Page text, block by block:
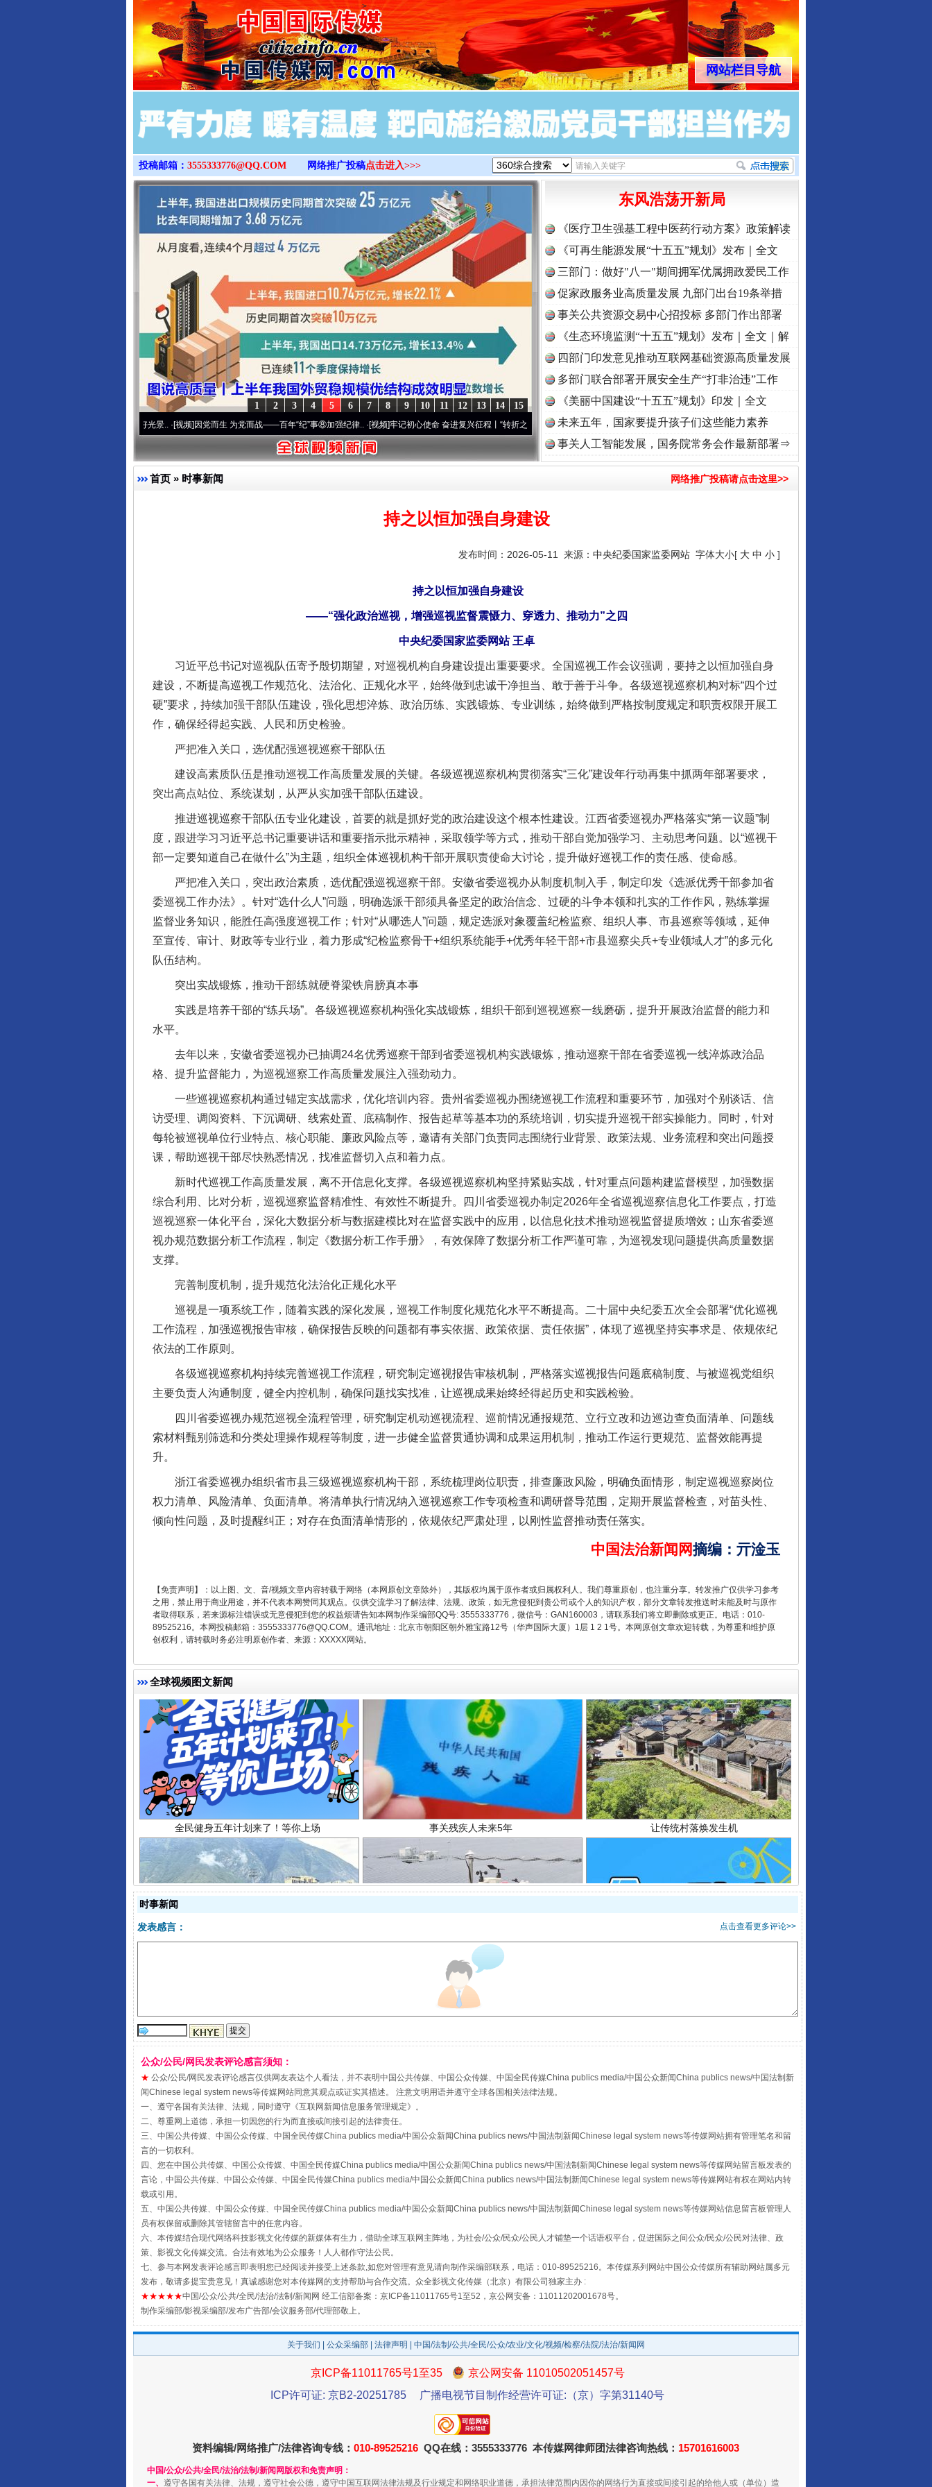
>
网站栏目导航
投稿邮箱： 3555333776@QQ.COM 网络推广投稿点击进入>>>
15
14
13
12
11
10
9
8
7
6
5
4
3
2
1
·[视频]因党而生 为党而战——百年“纪”事⑧加强纪律..·[视频]牢记初心使命 奋进复兴征程丨“转折之城”激荡..·[视频] 牢记初心使命 奋进复兴征程丨红船起航处 潮起..·[视频] 一首歌的时间，读懂乐至的“诗与远方”
东风浩荡开新局
《医疗卫生强基工程中医药行动方案》政策解读
《可再生能源发展“十五五”规划》发布｜全文
三部门：做好"八一"期间拥军优属拥政爱民工作
促家政服务业高质量发展 九部门出台19条举措
事关公共资源交易中心招投标 多部门作出部署
《生态环境监测“十五五”规划》发布｜全文｜解
读
四部门印发意见推动互联网基础资源高质量发展
多部门联合部署开展安全生产“打非治违”工作
《美丽中国建设“十五五”规划》印发｜全文
未来五年，国家要提升孩子们这些能力素养
事关人工智能发展，国务院常务会作最新部署⇒
首页 » 时事新闻 网络推广投稿请点击这里>>
持之以恒加强自身建设
发布时间：2026-05-11 来源： 中央纪委国家监委网站 字体大小[ 大 中 小 ]
持之以恒加强自身建设
——“强化政治巡视，增强巡视监督震慑力、穿透力、推动力”之四
中央纪委国家监委网站 王卓
习近平总书记对巡视队伍寄予殷切期望，对巡视机构自身建设提出重要要求。全国巡视工作会议强调，要持之以恒加强自身
建设，不断提高巡视工作规范化、法治化、正规化水平，始终做到忠诚干净担当、敢于善于斗争。各级巡视巡察机构对标“四个过
硬”要求，持续加强干部队伍建设，强化思想淬炼、政治历练、实践锻炼、专业训练，始终做到严格按制度规定和职责权限开展工
作，确保经得起实践、人民和历史检验。
严把准入关口，选优配强巡视巡察干部队伍
建设高素质队伍是推动巡视工作高质量发展的关键。各级巡视巡察机构贯彻落实“三化”建设年行动再集中抓两年部署要求，
突出高点站位、系统谋划，从严从实加强干部队伍建设。
推进巡视巡察干部队伍专业化建设，首要的就是抓好党的政治建设这个根本性建设。江西省委巡视办严格落实“第一议题”制
度，跟进学习习近平总书记重要讲话和重要指示批示精神，采取领学等方式，推动干部自觉加强学习、主动思考问题。以“巡视干
部一定要知道自己在做什么”为主题，组织全体巡视机构干部开展职责使命大讨论，提升做好巡视工作的责任感、使命感。
严把准入关口，突出政治素质，选优配强巡视巡察干部。安徽省委巡视办从制度机制入手，制定印发《选派优秀干部参加省
委巡视工作办法》。针对“选什么人”问题，明确选派干部须具备坚定的政治信念、过硬的斗争本领和扎实的工作作风，熟练掌握
监督业务知识，能胜任高强度巡视工作；针对“从哪选人”问题，规定选派对象覆盖纪检监察、组织人事、市县巡察等领域，延伸
至宣传、审计、财政等专业行业，着力形成“纪检监察骨干+组织系统能手+优秀年轻干部+市县巡察尖兵+专业领域人才”的多元化
队伍结构。
突出实战锻炼，推动干部练就硬脊梁铁肩膀真本事
实践是培养干部的“练兵场”。各级巡视巡察机构强化实战锻炼，组织干部到巡视巡察一线磨砺，提升开展政治监督的能力和
水平。
去年以来，安徽省委巡视办已抽调24名优秀巡察干部到省委巡视机构实践锻炼，推动巡察干部在省委巡视一线淬炼政治品
格、提升监督能力，为巡视巡察工作高质量发展注入强劲动力。
一些巡视巡察机构通过锚定实战需求，优化培训内容。贵州省委巡视办围绕巡视工作流程和重要环节，加强对个别谈话、信
访受理、调阅资料、下沉调研、线索处置、底稿制作、报告起草等基本功的系统培训，切实提升巡视干部实操能力。同时，针对
每轮被巡视单位行业特点、核心职能、廉政风险点等，邀请有关部门负责同志围绕行业背景、政策法规、业务流程和突出问题授
课，帮助巡视干部尽快熟悉情况，找准监督切入点和着力点。
新时代巡视工作高质量发展，离不开信息化支撑。各级巡视巡察机构坚持紧贴实战，针对重点问题构建监督模型，加强数据
综合利用、比对分析，巡视巡察监督精准性、有效性不断提升。四川省委巡视办制定2026年全省巡视巡察信息化工作要点，打造
巡视巡察一体化平台，深化大数据分析与数据建模比对在监督实践中的应用，以信息化技术推动巡视监督提质增效；山东省委巡
视办规范数据分析工作流程，制定《数据分析工作手册》，有效保障了数据分析工作严谨可靠，为巡视发现问题提供高质量数据
支撑。
完善制度机制，提升规范化法治化正规化水平
巡视是一项系统工作，随着实践的深化发展，巡视工作制度化规范化水平不断提高。二十届中央纪委五次全会部署“优化巡视
工作流程，加强巡视报告审核，确保报告反映的问题都有事实依据、政策依据、责任依据”，体现了巡视坚持实事求是、依规依纪
依法的工作原则。
各级巡视巡察机构持续完善巡视工作流程，研究制定巡视报告审核机制，严格落实巡视报告问题底稿制度、与被巡视党组织
主要负责人沟通制度，健全内控机制，确保问题找实找准，让巡视成果始终经得起历史和实践检验。
四川省委巡视办规范巡视全流程管理，研究制定机动巡视流程、巡前情况通报规范、立行立改和边巡边查负面清单、问题线
索材料甄别筛选和分类处理操作规程等制度，进一步健全监督贯通协调和成果运用机制，推动工作运行更规范、监督效能再提
升。
浙江省委巡视办组织省市县三级巡视巡察机构干部，系统梳理岗位职责，排查廉政风险，明确负面情形，制定巡视巡察岗位
权力清单、风险清单、负面清单。将清单执行情况纳入巡视巡察工作专项检查和调研督导范围，定期开展监督检查，对苗头性、
倾向性问题，及时提醒纠正；对存在负面清单情形的，依规依纪严肃处理，以刚性监督推动责任落实。
中国法治新闻网摘编 ： 亓淦玉
【免责声明】：以上图、文、音/视频文章内容转载于网络（本网原创文章除外），其版权均属于原作者或归属权利人。我们尊重原创，也注重分享。转发推广仅供学习参考
之用，禁止用于商业用途，并不代表本网赞同其观点。仅供交流学习了解法律、法规、政策，如无意侵犯到贵公司或个人的知识产权，部分文章转发推送时未能及时与原作
者取得联系，若来源标注错误或无意侵犯到您的权益烦请告知本网制作采编部QQ号: 3555333776，微信号：GAN160003，请联系我们将立即删除或更正。电话：010-
89525216。本网投稿邮箱：3555333776@QQ.COM。通讯地址：北京市朝阳区朝外雅宝路12号（华声国际大厦）1层 1 2 1号。本网原创文章欢迎转载，为尊重和维护原
创权利，请转载时务必注明原创作者、来源：XXXXX网站。
全球视频图文新闻
完善运行机制助力责任有效落实 一纸欠条伤亲情 巡回调解促和解.. 行业协会接连发公告
东山县通报“牛蛙产品抗生素超标问题” 法徽映军营 权益有保障 让核能赋能千行百业
千年窑火 生生不息 一批国家标准开始实施 从数据变化看反腐深化
揭开“小金库”的免责幌子 以产业富民促振兴 酒驾未被当场查获能处罚吗
全民健身五年计划来了！等你上场 事关残疾人未来5年 让传统村落焕发生机
走走走！国家喊你健身啦
国家大学科技园优化重塑工作
扯下公款旅游的“隐身衣” 如何以同查同治破解风腐交织难题
“蜀中异人”王建安的艺术幻境 一颗心始终滚烫 还老百姓一个明白家底
时事新闻
点击查看更多评论>>
发表感言：
公众/公民/网民发表评论感言须知：
★ 公众/公民/网民发表评论感言仅供网友表达个人看法，并不表明中国公共传媒、中国公众传媒、中国全民传媒China publics media/中国公众新闻China publics news/中国法制新
闻Chinese legal system news等传媒网站同意其观点或证实其描述。 注意文明用语并遵守全球各国相关法律法规。
一、遵守各国有关法律、法规，同时遵守《互联网新闻信息服务管理规定》。
二、尊重网上道德，承担一切因您的行为而直接或间接引起的法律责任。
三、中国公共传媒、中国公众传媒、中国全民传媒China publics media/中国公众新闻China publics news/中国法制新闻Chinese legal system news等传媒网站拥有管理笔名和留
言的一切权利。
四、您在中国公共传媒、中国公众传媒、中国全民传媒China publics media/中国公众新闻China publics news/中国法制新闻Chinese legal system news等传媒网站留言板发表的
言论，中国公共传媒、中国公众传媒、中国全民传媒China publics media/中国公众新闻China publics news/中国法制新闻Chinese legal system news等传媒网站有权在网站内转
载或引用。
五、中国公共传媒、中国公众传媒、中国全民传媒China publics media/中国公众新闻China publics news/中国法制新闻Chinese legal system news等传媒网站信息留言板管理人
员有权保留或删除其管辖留言中的任意内容。
六、本传媒结合现代网络科技影视文化传媒的新媒体有生力，借助全球互联网主阵地，为社会/公众/民众/公民人才铺垫一个话语权平台，促进国际之间公众/民众/公民对法律、政
策、影视文化传媒交流。合法有效地为公众服务！人人都作守法公民。
七、参与本网发表评论感言即表明您已经阅读并接受上述条款,如您对管理有意见请向制作采编部联系，电话：010-89525216。本传媒系列网站中国公众传媒所有辅助网站属多元
发布，敬请多提宝贵意见！真诚感谢您对本传媒网的支持帮助与合作交流。众全影视文化传媒（北京）有限公司独家主办 :
★★★★★中国/公众/公共/全民/法治/法制/新闻网 经工信部备案：京ICP备11011765号1至52，京公网安备：11011202001678号。
制作采编部/影视采编部/发布广告部/会议服务部/代理部敬上。
关于我们 公众采编部 法律声明 | 中国/法制/公共/全民/公众/农业/文化/视频/检察/法院/法治/新闻网
京ICP备11011765号1至35
京公网安备 11010502051457号
ICP许可证: 京B2-20251785
广播电视节目制作经营许可证:（京）字第31140号
资料编辑/网络推广/法律咨询专线： 010-89525216 QQ在线：3555333776 本传媒网律师团法律咨询热线： 15701616003
中国/公众/公共/全民/法治/法制/新闻网版权和免责声明：
一、 遵守各国有关法律、法规，遵守社会公德，遵守中国互联网法律法规及行业规定和网络职业道德，承担法律范围内因你的网络行为直接或间接引起的给他人或（单位）造